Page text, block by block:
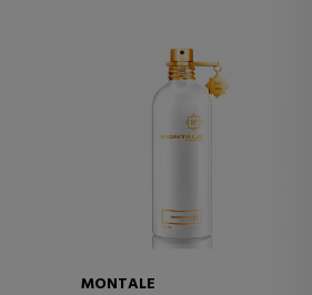
MONTALE